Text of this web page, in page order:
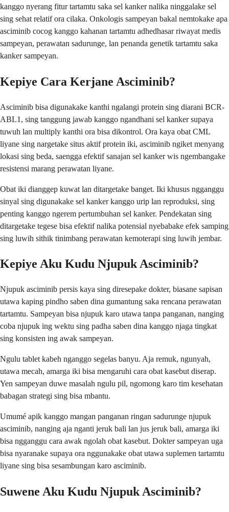
kanggo nyerang fitur tartamtu saka sel kanker nalika ninggalake sel
sing sehat relatif ora cilaka. Onkologis sampeyan bakal nemtokake apa
asciminib cocog kanggo kahanan tartamtu adhedhasar riwayat medis
sampeyan, perawatan sadurunge, lan penanda genetik tartamtu saka
kanker sampeyan.
Kepiye Cara Kerjane Asciminib?
Asciminib bisa digunakake kanthi ngalangi protein sing diarani BCR-
ABL1, sing tanggung jawab kanggo ngandhani sel kanker supaya
tuwuh lan multiply kanthi ora bisa dikontrol. Ora kaya obat CML
liyane sing nargetake situs aktif protein iki, asciminib ngiket menyang
lokasi sing beda, saengga efektif sanajan sel kanker wis ngembangake
resistensi marang perawatan liyane.
Obat iki dianggep kuwat lan ditargetake banget. Iki khusus ngganggu
sinyal sing digunakake sel kanker kanggo urip lan reproduksi, sing
penting kanggo ngerem pertumbuhan sel kanker. Pendekatan sing
ditargetake tegese bisa efektif nalika potensial nyebabake efek samping
sing luwih sithik tinimbang perawatan kemoterapi sing luwih jembar.
Kepiye Aku Kudu Njupuk Asciminib?
Njupuk asciminib persis kaya sing diresepake dokter, biasane sapisan
utawa kaping pindho saben dina gumantung saka rencana perawatan
tartamtu. Sampeyan bisa njupuk karo utawa tanpa panganan, nanging
coba njupuk ing wektu sing padha saben dina kanggo njaga tingkat
sing konsisten ing awak sampeyan.
Ngulu tablet kabeh nganggo segelas banyu. Aja remuk, ngunyah,
utawa mecah, amarga iki bisa mengaruhi cara obat kasebut diserap.
Yen sampeyan duwe masalah ngulu pil, ngomong karo tim kesehatan
babagan strategi sing bisa mbantu.
Umumé apik kanggo mangan panganan ringan sadurunge njupuk
asciminib, nanging aja nganti jeruk bali lan jus jeruk bali, amarga iki
bisa ngganggu cara awak ngolah obat kasebut. Dokter sampeyan uga
bisa nyaranake supaya ora nggunakake obat utawa suplemen tartamtu
liyane sing bisa sesambungan karo asciminib.
Suwene Aku Kudu Njupuk Asciminib?